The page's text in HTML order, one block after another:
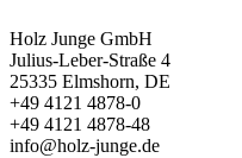
Holz Junge GmbH
Julius-Leber-Straße 4
25335 Elmshorn, DE
+49 4121 4878-0
+49 4121 4878-48
info@holz-junge.de